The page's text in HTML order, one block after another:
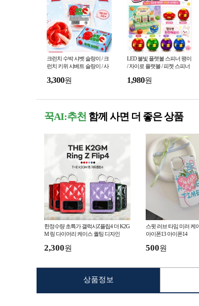
크런치 수박 샤벳 슬랑이 / 크
런치 키위 샤베트 슬랑이 / 사
3,300원
LED 불빛 플랫볼 스피너 팽이
/ 자이로 플랫볼 / 피젯 스피너
1,980원
꾹AI:추천 함께 사면 더 좋은 상품
한정수량 초특가 갤럭시Z플립4 더 K2G
M 링 다이어리 케이스 퀄팅 디자인
2,300원
스윗 러브 타임 미러 케
아이폰13 아이폰14
500원
상품정보